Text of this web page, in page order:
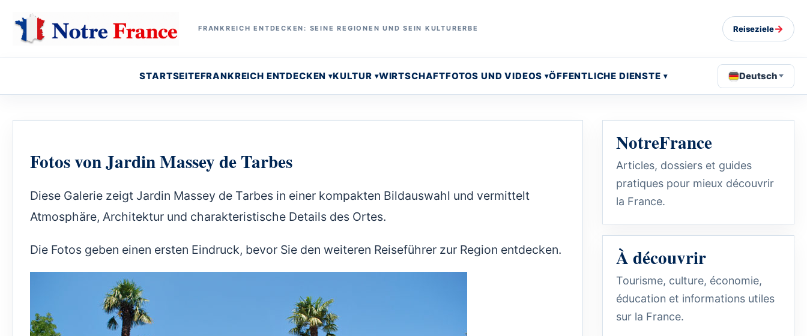
FRANKREICH ENTDECKEN: SEINE REGIONEN UND SEIN KULTURERBE Reiseziele→
STARTSEITEFRANKREICH ENTDECKEN KULTUR WIRTSCHAFTFOTOS UND VIDEOS ÖFFENTLICHE DIENSTE Deutsch
Fotos von Jardin Massey de Tarbes
Diese Galerie zeigt Jardin Massey de Tarbes in einer kompakten Bildauswahl und vermittelt
Atmosphäre, Architektur und charakteristische Details des Ortes.
Die Fotos geben einen ersten Eindruck, bevor Sie den weiteren Reiseführer zur Region entdecken.
NotreFrance
Articles, dossiers et guides
pratiques pour mieux découvrir
la France.
À découvrir
Tourisme, culture, économie,
éducation et informations utiles
sur la France.